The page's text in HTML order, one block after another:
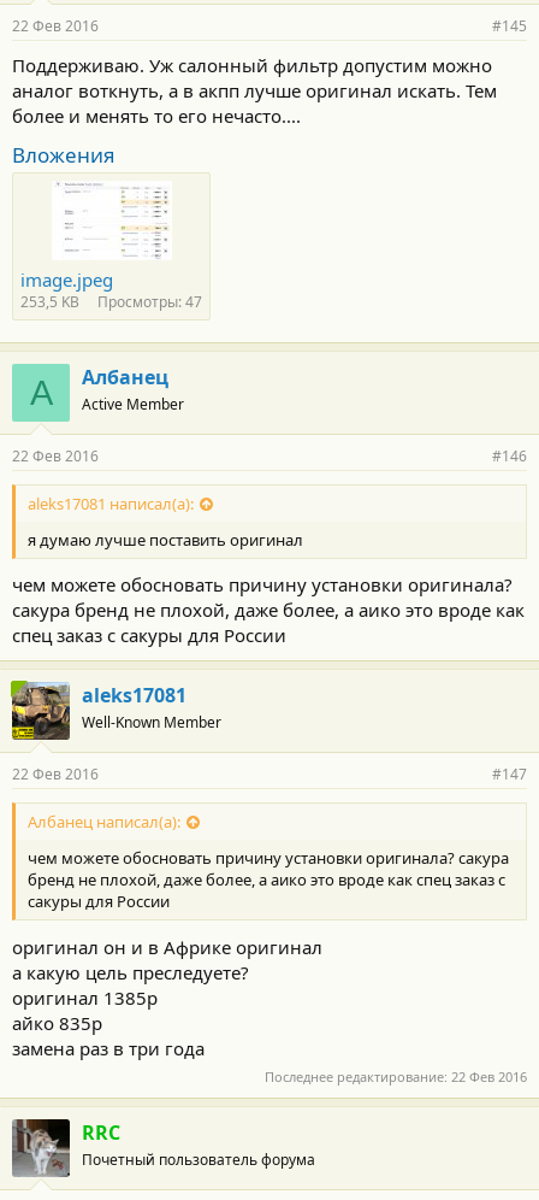
н
с
т
и
22 Фев 2016 #145
Поддерживаю. Уж салонный фильтр допустим можно
аналог воткнуть, а в акпп лучше оригинал искать. Тем
более и менять то его нечасто....
Вложения
image.jpeg
253,5 KB Просмотры: 47
А Албанец
Active Member
22 Фев 2016 #146
aleks17081 написал(а):
я думаю лучше поставить оригинал
чем можете обосновать причину установки оригинала?
сакура бренд не плохой, даже более, а аико это вроде как
спец заказ с сакуры для России
aleks17081
Well-Known Member
22 Фев 2016 #147
Албанец написал(а):
чем можете обосновать причину установки оригинала? сакура
бренд не плохой, даже более, а аико это вроде как спец заказ с
сакуры для России
оригинал он и в Африке оригинал
а какую цель преследуете?
оригинал 1385р
айко 835р
замена раз в три года
Последнее редактирование: 22 Фев 2016
RRC
Почетный пользователь форума